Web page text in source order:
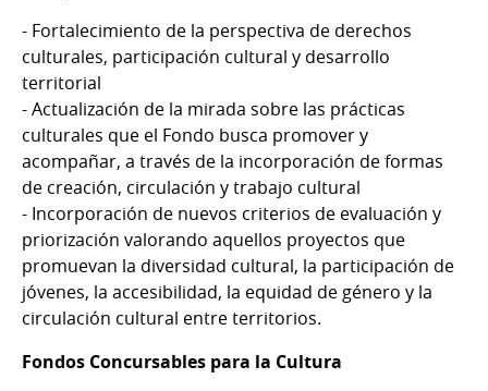
- Fortalecimiento de la perspectiva de derechos
culturales, participación cultural y desarrollo
territorial
- Actualización de la mirada sobre las prácticas
culturales que el Fondo busca promover y
acompañar, a través de la incorporación de formas
de creación, circulación y trabajo cultural
- Incorporación de nuevos criterios de evaluación y
priorización valorando aquellos proyectos que
promuevan la diversidad cultural, la participación de
jóvenes, la accesibilidad, la equidad de género y la
circulación cultural entre territorios.
Fondos Concursables para la Cultura